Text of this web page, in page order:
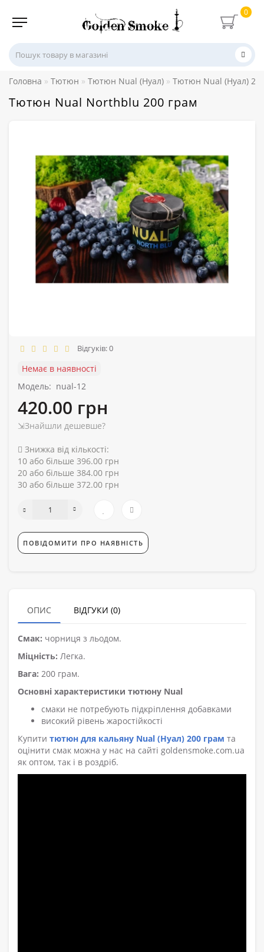
0
Головна Тютюн Тютюн Nual (Нуал) Тютюн Nual (Нуал)
Тютюн Nual Northblu 200 грам
Відгуків: 0
Немає в наявності
Модель: nual-12
420.00 грн
⇲Знайшли дешевше?
Знижка від кількості:
10 або більше 396.00 грн
20 або більше 384.00 грн
30 або більше 372.00 грн
ПОВІДОМИТИ ПРО НАЯВНІСТЬ
ОПИС ВІДГУКИ (0)
Смак: чорниця з льодом.
Міцність: Легка.
Вага: 200 грам.
Основні характеристики тютюну Nual
смаки не потребують підкріплення добавками
високий рівень жаростійкості
Купити тютюн для кальяну Nual (Нуал) 200 грам та
оцінити смак можна у нас на сайті goldensmoke.com.ua
як оптом, так і в роздріб.